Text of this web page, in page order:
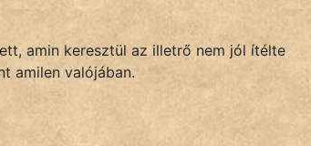
amin keresztül az illetrő nem jól ítélte
amilen valójában.